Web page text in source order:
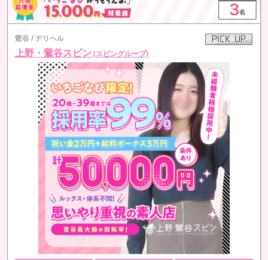
鶯谷 / デリヘル
上野・鶯谷スピン (スピングループ)